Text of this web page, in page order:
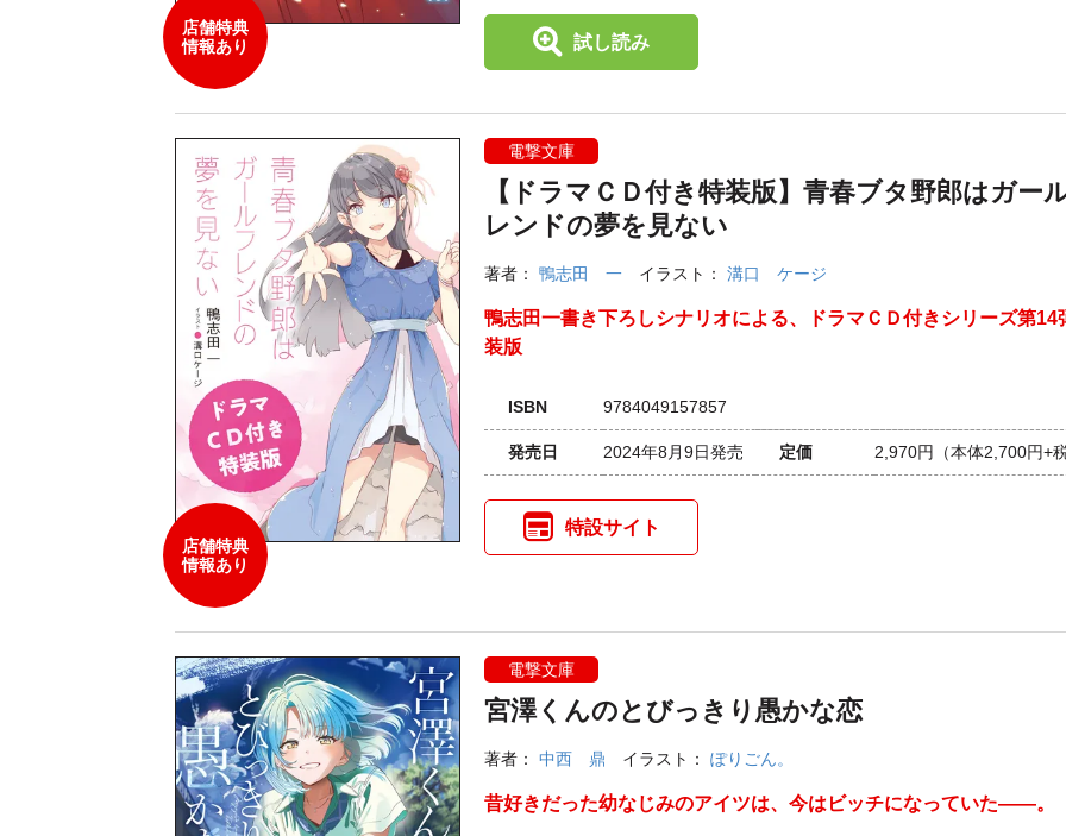
店舗特典
情報あり
試し読み
店舗特典
情報あり
電撃文庫
【ドラマＣＤ付き特装版】青春ブタ野郎はガー
レンドの夢を見ない
著者： 鴨志田 一 イラスト： 溝口 ケージ
鴨志田一書き下ろしシナリオによる、ドラマＣＤ付きシリーズ第14
装版
ISBN 9784049157857
発売日 2024年8月9日発売 定価 2,970円 （本体2,700円+
特設サイト
電撃文庫
宮澤くんのとびっきり愚かな恋
著者： 中西 鼎 イラスト： ぽりごん。
昔好きだった幼なじみのアイツは、今はビッチになっていた――。